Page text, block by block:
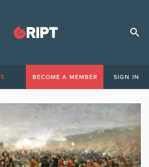
BECOME A MEMBER SIGN IN